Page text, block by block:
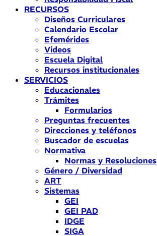
RECURSOS
Diseños Curriculares
Calendario Escolar
Efemérides
Videos
Escuela Digital
Recursos institucionales
SERVICIOS
Educacionales
Trámites
Formularios
Preguntas frecuentes
Direcciones y teléfonos
Buscador de escuelas
Normativa
Normas y Resoluciones
Género / Diversidad
ART
Sistemas
GEI
GEI PAD
IDGE
SIGA